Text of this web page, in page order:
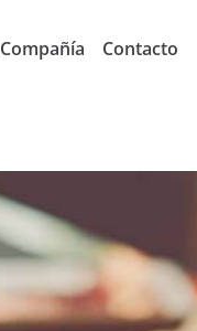
Compañía Contacto